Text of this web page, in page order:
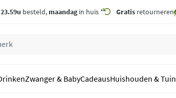
23.59u besteld, maandagin huis * Gratis retourneren
Zwanger & BabyCadeausHuishouden & Tuin